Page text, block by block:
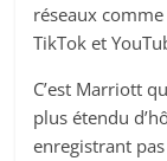
réseaux
TikTok et
C’est Marriott
plus étendu
enregistrant